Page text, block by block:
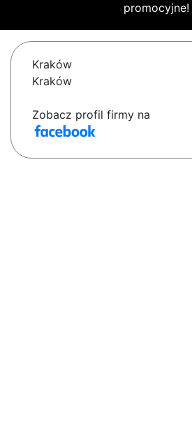
promocyjne!
Kraków
Kraków
Zobacz profil firmy na